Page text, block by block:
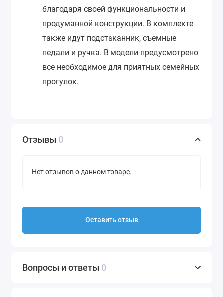
благодаря своей функциональности и
продуманной конструкции. В комплекте
также идут подстаканник, съемные
педали и ручка. В модели предусмотрено
все необходимое для приятных семейных
прогулок.
Отзывы 0
Нет отзывов о данном товаре.
Оставить отзыв
Вопросы и ответы 0